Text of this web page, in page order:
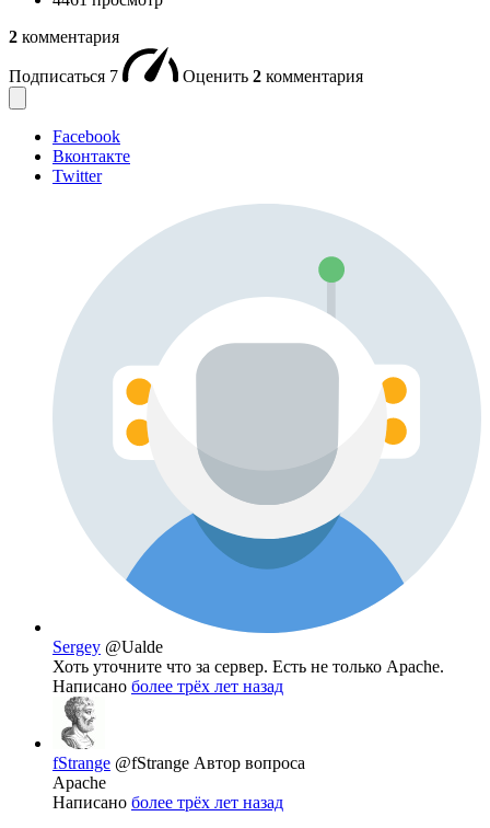
2 комментария
Подписаться 7 Оценить 2 комментария
Facebook
Вконтакте
Twitter
Sergey @Ualde
Хоть уточните что за сервер. Есть не только Apache.
Написано более трёх лет назад
fStrange @fStrange Автор вопроса
Apache
Написано более трёх лет назад